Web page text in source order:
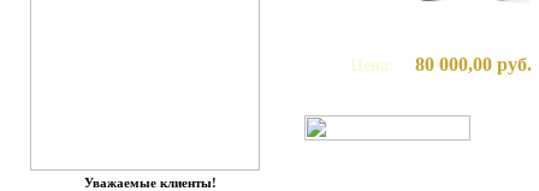
Уважаемые клиенты!
Цена: 80 000,00 руб.